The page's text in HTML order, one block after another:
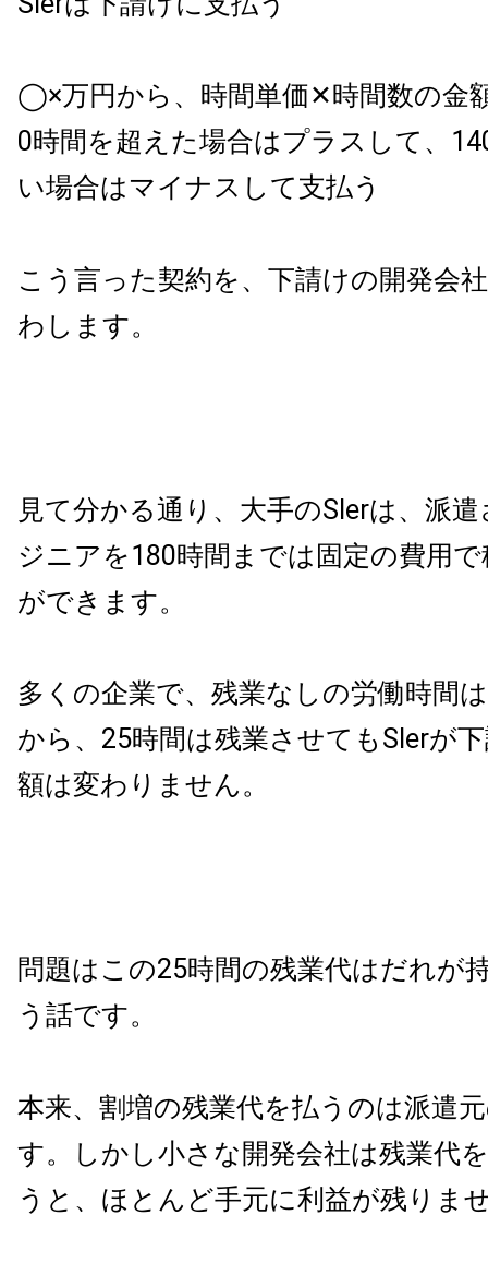
◯×万円から、時間単価✕時間数の金
0時間を超えた場合はプラスして、
い場合はマイナスして支払う
こう言った契約を、下請けの開発会
わします。
見て分かる通り、大手のSIerは、派
ジニアを180時間までは固定の費用
ができます。
多くの企業で、残業なしの労働時間
から、25時間は残業させてもSIerが
額は変わりません。
問題はこの25時間の残業代はだれが
う話です。
本来、割増の残業代を払うのは派遣
す。しかし小さな開発会社は残業代
うと、ほとんど手元に利益が残りま